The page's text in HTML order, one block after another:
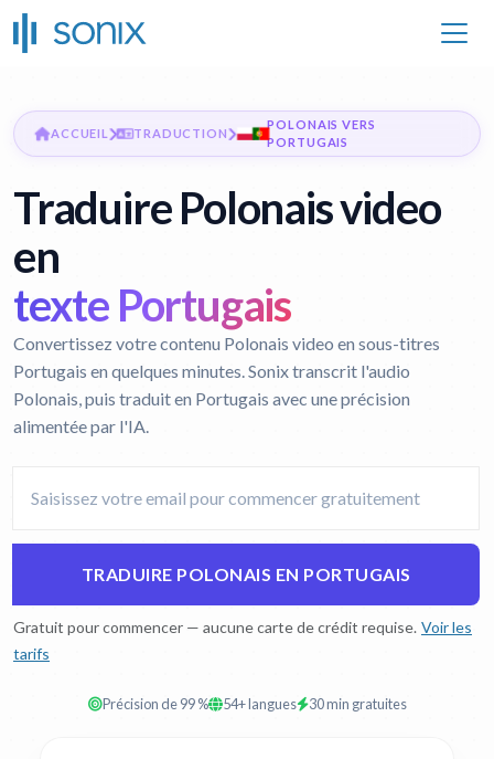
ACCUEIL TRADUCTION
POLONAIS VERS
PORTUGAIS
Traduire Polonais video
en
texte Portugais
Convertissez votre contenu Polonais video en sous-titres
Portugais en quelques minutes. Sonix transcrit l'audio
Polonais, puis traduit en Portugais avec une précision
alimentée par l'IA.
TRADUIRE POLONAIS EN PORTUGAIS
Gratuit pour commencer — aucune carte de crédit requise. Voir les
tarifs
Précision de 99 % 54+ langues 30 min gratuites